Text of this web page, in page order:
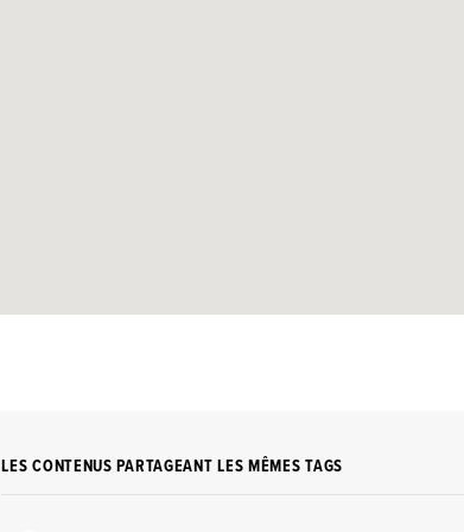
LES CONTENUS PARTAGEANT LES MÊMES TAGS